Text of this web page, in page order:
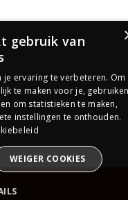
gebruik van
je ervaring te verbeteren. Om
te maken voor je,
om statistieken te maken,
instellingen te onthouden.
WEIGER COOKIES